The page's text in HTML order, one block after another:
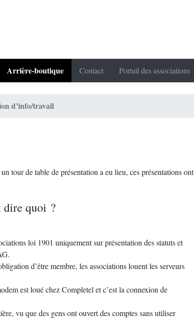
Arrière-boutique Contact Portail des associations
d’info/travail
tour de table de présentation a eu lieu, ces présentations ont
dire quoi ?
loi 1901 uniquement sur présentation des statuts et
d’être membre, les associations louent les serveurs
est loué chez Completel et c’est la connexion de
vu que des gens ont ouvert des comptes sans utiliser